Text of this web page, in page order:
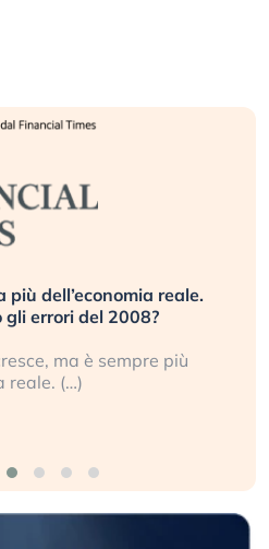
dell’economia reale.
gli errori del 2008?
ma è sempre più
reale. (…)